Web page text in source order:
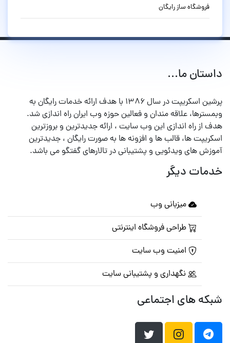
فروشگاه ساز رایگان
داستان ما...
پرشین اسکریپت در سال ۱۳۸۶ با هدف ارائه خدمات رایگان به
وبمسترها، علاقه مندان و فعالین حوزه وب ایران راه اندازی شد.
هدف از راه اندازی این وب سایت ، ارائه جدیدترین و بروزترین
اسکریپت ها، قالب ها و افزونه ها به صورت رایگان ، جدیدترین
آموزش های ویدئویی و پشتیبانی در تالارهای گفتگو می باشد.
خدمات دیگر
میزبانی وب
طراحی فروشگاه اینترنتی
امنیت وب سایت
نگهداری و پشتیبانی سایت
شبکه های اجتماعی